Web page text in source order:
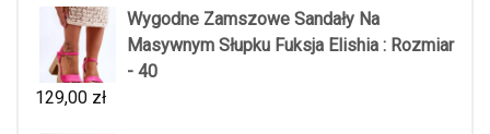
Wygodne Zamszowe Sandały Na
Masywnym Słupku Fuksja Elishia : Rozmiar
- 40
129,00 zł